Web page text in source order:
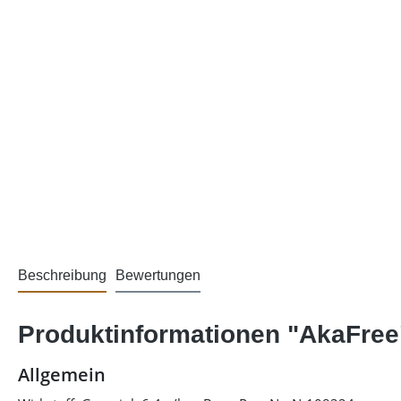
Beschreibung Bewertungen
Produktinformationen
Allgemein